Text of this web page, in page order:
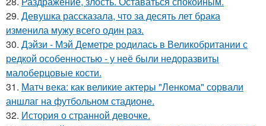
29. Девушка рассказала, что за десять лет брака
изменила мужу всего один раз.
30. Дэйзи - Мэй Деметре родилась в Великобритании с
редкой особенностью - у неё были недоразвиты
малоберцовые кости.
31. Матч века: как великие актеры "Ленкома" сорвали
аншлаг на футбольном стадионе.
32. История о странной девочке.